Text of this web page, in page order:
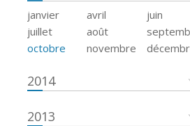
janvier avril
juin
juillet
août
octobre
novembre
2014
2013